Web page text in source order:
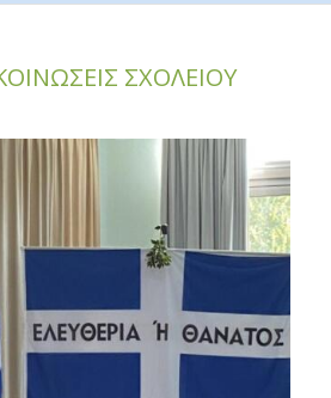
ΣΧΟΛΕΙΟΥ